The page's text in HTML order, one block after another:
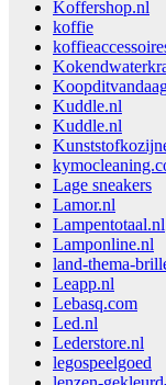
Koffershop.nl
koffie
Kuddle.nl
Kuddle.nl
Lage sneakers
Lamor.nl
Lampentotaal.nl
Lamponline.nl
land-thema-
Leapp.nl
Lebasq.com
Led.nl
Lederstore.nl
legospeelgoed